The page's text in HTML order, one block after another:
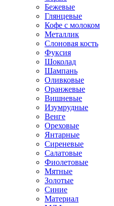
Бежевые
Глянцевые
Кофе с молоком
Металлик
Слоновая кость
Фуксия
Шоколад
Шампань
Оливковые
Оранжевые
Вишневые
Изумрудные
Венге
Ореховые
Янтарные
Сиреневые
Салатовые
Фиолетовые
Мятные
Золотые
Синие
Материал